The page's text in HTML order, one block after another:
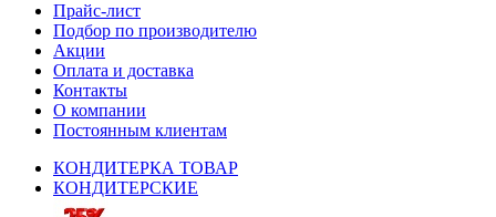
Прайс-лист
Подбор по производителю
Акции
Оплата и доставка
Контакты
О компании
Постоянным клиентам
КОНДИТЕРКА ТОВАР
КОНДИТЕРСКИЕ